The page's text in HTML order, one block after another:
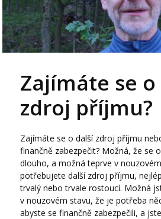
Zajímáte se
zdroj příjmu?
Zajímáte se o další zdroj příjmu
finančně zabezpečit? Možná, že se
dlouho, a možná teprve v
potřebujete další zdroj příjmu,
trvalý nebo trvale rostoucí. Možná
v nouzovém stavu, že je potřeba
abyste se finančně zabezpečili, a